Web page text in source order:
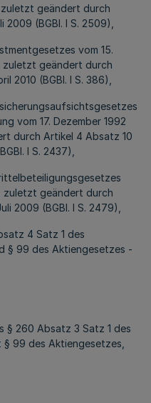
zuletzt geändert durch
2009 (BGBl. I S. 2509),
vom 15.
zuletzt geändert durch
2010 (BGBl. I S. 386),
vom 17. Dezember 1992
durch Artikel 4 Absatz 10
I S. 2437),
zuletzt geändert durch
2009 (BGBl. I S. 2479),
4 Satz 1 des
§ 99 des Aktiengesetzes -
§ 260 Absatz 3 Satz 1 des
99 des Aktiengesetzes,